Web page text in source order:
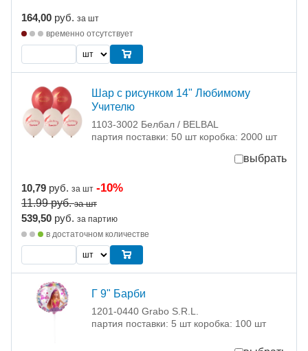
164,00 руб. за шт
временно отсутствует
Шар с рисунком 14" Любимому
Учителю
1103-3002 Белбал / BELBAL
партия поставки: 50 шт коробка: 2000 шт
выбрать
10,79 руб. за шт -10%
11.99руб. за шт
539,50 руб. за партию
в достаточном количестве
Г 9" Барби
1201-0440 Grabo S.R.L.
партия поставки: 5 шт коробка: 100 шт